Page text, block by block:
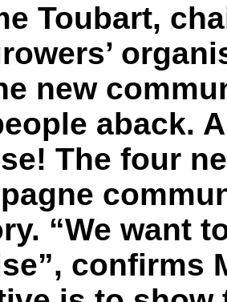
Toubart,
new
aback.
The four
“We want
confirms